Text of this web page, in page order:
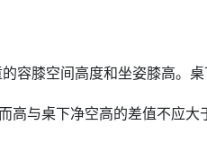
容膝空间高度和坐姿膝高。
高与桌下净空高的差值不应大